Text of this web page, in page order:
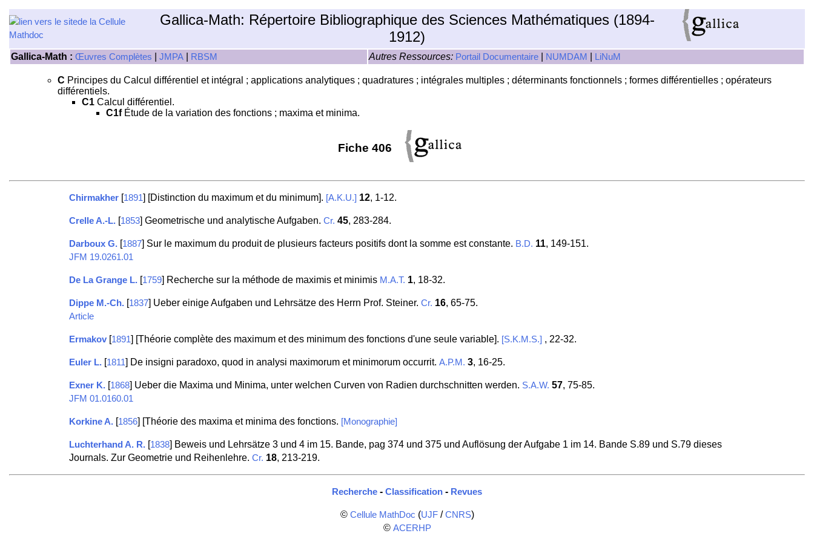
Gallica-Math: Répertoire Bibliographique des Sciences Mathématiques (1894-
1912)
Gallica-Math : Œuvres Complètes JMPA RBSM Autres Ressources: Portail Documentaire NUMDAM LiNuM
C Principes du Calcul différentiel et intégral ; applications analytiques ; quadratures ; intégrales multiples ; déterminants fonctionnels ; formes différentielles ; opérateurs
différentiels.
C1 Calcul différentiel.
C1fÉtude de la variation des fonctions ; maxima et minima.
Fiche 406
Chirmakher [1891] [Distinction du maximum et du minimum]. [A.K.U.] 12, 1-12.
Crelle A.-L. [1853] Geometrische und analytische Aufgaben. Cr. 45, 283-284.
Darboux G. [1887] Sur le maximum du produit de plusieurs facteurs positifs dont la somme est constante. B.D. 11, 149-151.
JFM 19.0261.01
De La Grange L. [1759] Recherche sur la méthode de maximis et minimis M.A.T. 1, 18-32.
Dippe M.-Ch. [1837] Ueber einige Aufgaben und Lehrsätze des Herrn Prof. Steiner. Cr. 16, 65-75.
Article
Ermakov [1891] [Théorie complète des maximum et des minimum des fonctions d'une seule variable]. [S.K.M.S.] , 22-32.
Euler L. [1811] De insigni paradoxo, quod in analysi maximorum et minimorum occurrit. A.P.M. 3, 16-25.
Exner K. [1868] Ueber die Maxima und Minima, unter welchen Curven von Radien durchschnitten werden. S.A.W. 57, 75-85.
JFM 01.0160.01
Korkine A. [1856] [Théorie des maxima et minima des fonctions. [Monographie]
Luchterhand A. R. [1838] Beweis und Lehrsätze 3 und 4 im 15. Bande, pag 374 und 375 und Auflösung der Aufgabe 1 im 14. Bande S.89 und S.79 dieses
Journals. Zur Geometrie und Reihenlehre. Cr. 18, 213-219.
Recherche - Classification - Revues
© Cellule MathDoc (UJF/CNRS)
© ACERHP